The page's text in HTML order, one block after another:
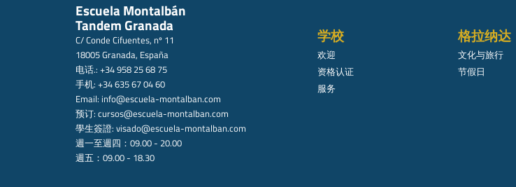
Escuela Montalbán
Tandem Granada
C/ Conde Cifuentes, nº 11
18005 Granada, España
电话.: +34 958 25 68 75
手机: +34 635 67 04 60
Email: info@escuela-montalban.com
预订: cursos@escuela-montalban.com
學生簽證: visado@escuela-montalban.com
週一至週四：09.00 - 20.00
週五：09.00 - 18.30
学校
欢迎
资格认证
服务
格拉纳达
文化与旅行
节假日